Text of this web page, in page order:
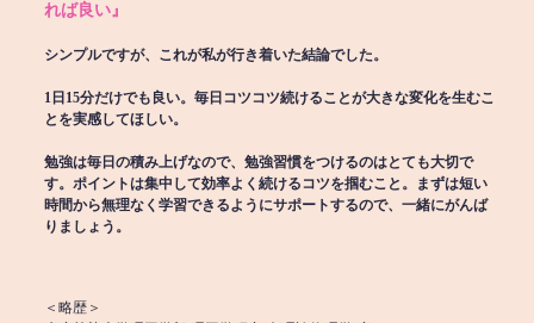
れば良い』
シンプルですが、これが私が行き着いた結論でした。
1日15分だけでも良い。毎日コツコツ続けることが大きな変化を生むこ
とを実感してほしい。
勉強は毎日の積み上げなので、勉強習慣をつけるのはとても大切で
す。ポイントは集中して効率よく続けるコツを掴むこと。まずは短い
時間から無理なく学習できるようにサポートするので、一緒にがんば
りましょう。
＜略歴＞